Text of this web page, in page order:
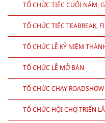
TỔ CHỨC TIỆC CUỐI NĂM,
TỔ CHỨC TIỆC TEABREAK,
TỔ CHỨC LỄ KỶ NIỆM
TỔ CHỨC LỄ MỞ BÁN
TỔ CHỨC CHẠY ROADSHOW
TỔ CHỨC HỘI CHỢ TRIỂN